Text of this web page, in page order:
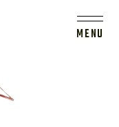
MENU